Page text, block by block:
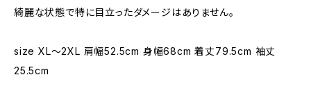
綺麗な状態で特に目立ったダメージはありません。
size XL〜2XL 肩幅52.5cm 身幅68cm 着丈79.5cm 袖丈
25.5cm